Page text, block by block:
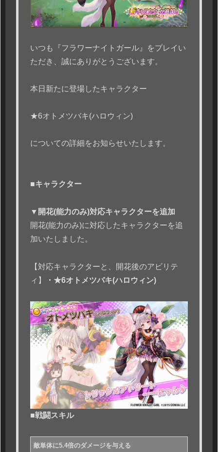
いつも『フラワーナイトガール』をプレイい
ただき、誠にありがとうございます。
本日新たに登場したキャラクター
★6オトメツバキ(ハロウィン)
についての詳細をお知らせいたします。
■キャラクター
▼開花(能力のみ)対応キャラクターを追加
開花(能力のみ)に対応したキャラクターを追
加いたしました。
【対応キャラクターと、開花後のアビリテ
ィ】
・★6オトメツバキ(ハロウィン)
■戦闘スキル
敵単体に5.4倍のダメージを与える